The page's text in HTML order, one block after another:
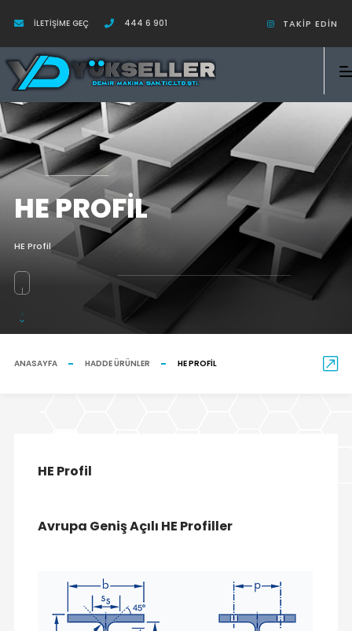
İLETIŞIME GEÇ 444 6 901 TAKIP EDIN
HE PROFIL
HE Profil
ANASAYFA HADDE ÜRÜNLER HE PROFIL
HE Profil
Avrupa Geniş Açılı HE Profiller